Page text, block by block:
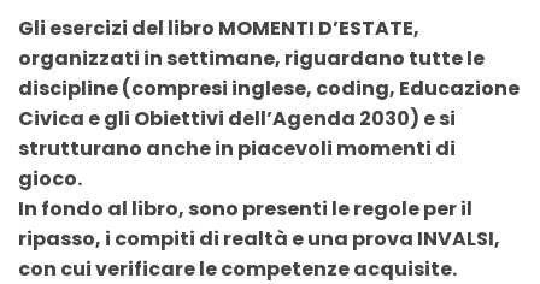
Gli esercizi del libro MOMENTI D’ESTATE,
organizzati in settimane, riguardano tutte le
discipline(compresi inglese, coding, Educazione
Civica e gli Obiettivi dell’Agenda 2030) e si
strutturano anche in piacevoli momenti di
gioco.
In fondo al libro, sono presenti leregole per il
ripasso, i compiti di realtà e una prova INVALSI,
con cui verificare le competenze acquisite.